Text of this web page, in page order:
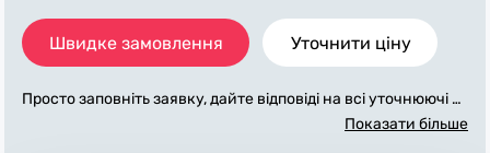
Швидке замовлення Уточнити ціну
Просто заповніть заявку, дайте відповіді на всі уточнюючі за
питання по «встановлення газового котла». Ми зв'яжемос
Показати більше